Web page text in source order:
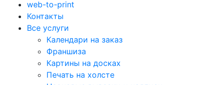
web-to-print
Контакты
Все услуги
Календари на заказ
Франшиза
Картины на досках
Печать на холсте